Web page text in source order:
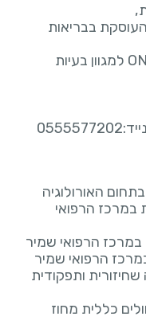
בבריאות
המרפאה מהווה ONE STOP SHOP למגוון בעיות
האורולוגיה
במרכז הרפואי
הרפואי שמיר
הרפואי שמיר
ותפקודית
כללית מחוז